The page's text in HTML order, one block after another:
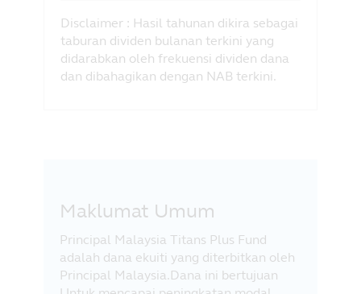
Disclaimer : Hasil tahunan dikira sebagai
taburan dividen bulanan terkini yang
didarabkan oleh frekuensi dividen dana
dan dibahagikan dengan NAB terkini.
Maklumat Umum
Principal Malaysia Titans Plus Fund
adalah dana ekuiti yang diterbitkan oleh
Principal Malaysia.Dana ini bertujuan